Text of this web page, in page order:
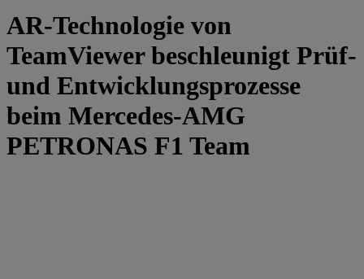
AR-Technologie von
TeamViewer beschleunigt Prüf-
und Entwicklungsprozesse
beim Mercedes-AMG
PETRONAS F1 Team